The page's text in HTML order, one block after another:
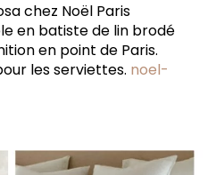
chez Noël Paris
en batiste de lin brodé
en point de Paris.
les serviettes. noel-